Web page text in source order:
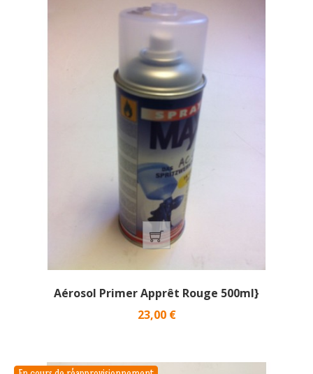
Aérosol Primer Apprêt Rouge 500ml}
Prix
23,00 €